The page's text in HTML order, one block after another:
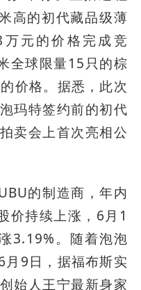
高的初代藏品级薄
元的价格完成竞
全球限量15只的棕
价格。据悉，此次
玛特签约前的初代
卖会上首次亮相公
的制造商，年内
价持续上涨，6月1
3.19%。随着泡泡
9日，据福布斯实
始人王宁最新身家